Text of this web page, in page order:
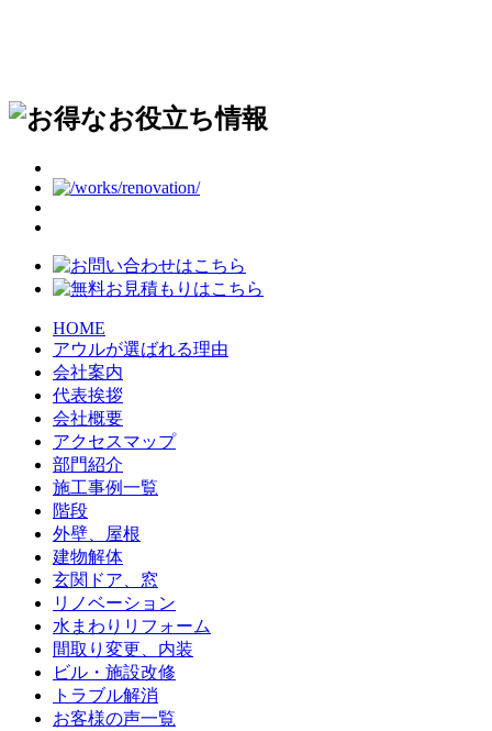
HOME
アウルが選ばれる理由
会社案内
代表挨拶
会社概要
アクセスマップ
部門紹介
施工事例一覧
階段
外壁、屋根
建物解体
玄関ドア、窓
リノベーション
水まわりリフォーム
間取り変更、内装
ビル・施設改修
トラブル解消
お客様の声一覧